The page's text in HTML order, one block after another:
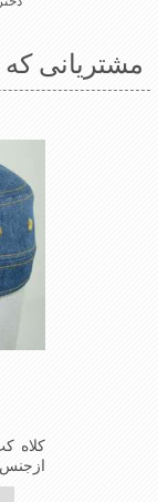
مشتریانی
کلاه